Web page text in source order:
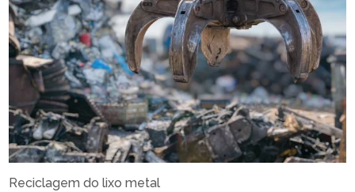
Reciclagem do lixo metal